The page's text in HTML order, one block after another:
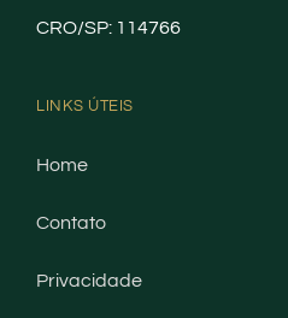
CRO/SP: 114766
LINKS ÚTEIS
Home
Contato
Privacidade